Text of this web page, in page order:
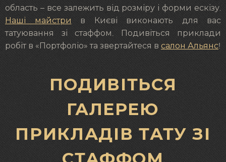
область – все залежить від розміру і форми ескізу.
Наші майстрив Києві виконають для вас
татуювання зі cтаффом. Подивіться приклади
робіт в «Портфоліо» та звертайтеся в салон Альянс!
ПОДИВІТЬСЯ
ГАЛЕРЕЮ
ПРИКЛАДІВ ТАТУ ЗІ